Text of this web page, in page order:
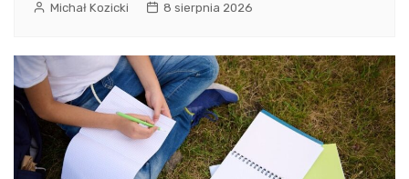
Michał Kozicki 8 sierpnia 2026